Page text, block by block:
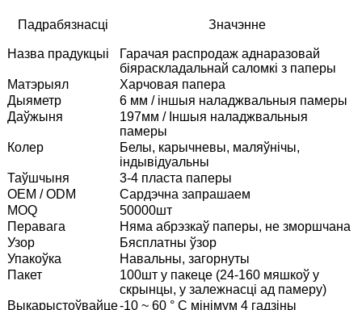
Падрабязнасці Значэнне
Назва прадукцыі
Гарачая распродаж аднаразовай
біяраскладальнай саломкі з паперы
Матэрыял
Харчовая папера
Дыяметр
6 мм / іншыя наладжвальныя памеры
Даўжыня
197мм / Іншыя наладжвальныя
памеры
Колер
Белы, карычневы, маляўнічы,
індывідуальны
Таўшчыня
3-4 пласта паперы
OEM / ODM
Сардэчна запрашаем
MOQ
50000шт
Перавага
Няма абрэзкаў паперы, не зморшчана
Узор
Бясплатны ўзор
Упакоўка
Навальны, загорнуты
Пакет
100шт у пакеце (24-160 мяшкоў у
скрынцы, у залежнасці ад памеру)
Выкарыстоўвайце-10 ~ 60 ° C мінімум 4 гадзіны